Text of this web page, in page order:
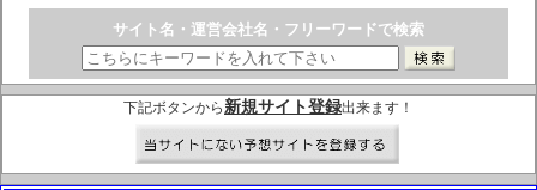
サイト名・運営会社名・フリーワードで検索
下記ボタンから 新規サイト登録出来ます！